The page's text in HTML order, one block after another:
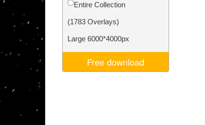
Entire Collection
(1783 Overlays)
Large 6000*4000px
Free download